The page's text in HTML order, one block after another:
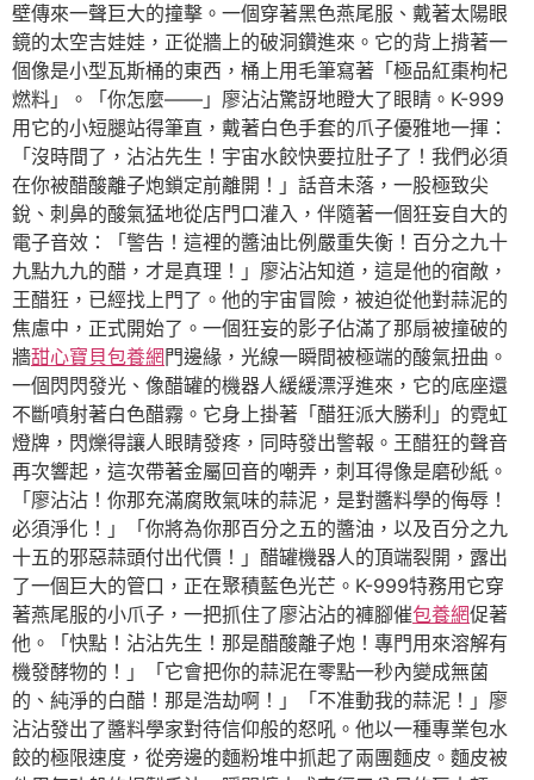
壁傳來一聲巨大的撞擊。一個穿著黑色燕尾服、戴著太陽眼
鏡的太空吉娃娃，正從牆上的破洞鑽進來。它的背上揹著一
個像是小型瓦斯桶的東西，桶上用毛筆寫著「極品紅棗枸杞
燃料」。「你怎麼——」廖沾沾驚訝地瞪大了眼睛。K-999
用它的小短腿站得筆直，戴著白色手套的爪子優雅地一揮：
「沒時間了，沾沾先生！宇宙水餃快要拉肚子了！我們必須
在你被醋酸離子炮鎖定前離開！」話音未落，一股極致尖
銳、刺鼻的酸氣猛地從店門口灌入，伴隨著一個狂妄自大的
電子音效：「警告！這裡的醬油比例嚴重失衡！百分之九十
九點九九的醋，才是真理！」廖沾沾知道，這是他的宿敵，
王醋狂，已經找上門了。他的宇宙冒險，被迫從他對蒜泥的
焦慮中，正式開始了。一個狂妄的影子佔滿了那扇被撞破的
牆甜心寶貝包養網 門邊緣，光線一瞬間被極端的酸氣扭曲。
一個閃閃發光、像醋罐的機器人緩緩漂浮進來，它的底座還
不斷噴射著白色醋霧。它身上掛著「醋狂派大勝利」的霓虹
燈牌，閃爍得讓人眼睛發疼，同時發出警報。王醋狂的聲音
再次響起，這次帶著金屬回音的嘲弄，刺耳得像是磨砂紙。
「廖沾沾！你那充滿腐敗氣味的蒜泥，是對醬料學的侮辱！
必須淨化！」「你將為你那百分之五的醬油，以及百分之九
十五的邪惡蒜頭付出代價！」醋罐機器人的頂端裂開，露出
了一個巨大的管口，正在聚積藍色光芒。K-999特務用它穿
著燕尾服的小爪子，一把抓住了廖沾沾的褲腳催包養網促著
他。「快點！沾沾先生！那是醋酸離子炮！專門用來溶解有
機發酵物的！」「它會把你的蒜泥在零點一秒內變成無菌
的、純淨的白醋！那是浩劫啊！」「不准動我的蒜泥！」廖
沾沾發出了醬料學家對待信仰般的怒吼。他以一種專業包水
餃的極限速度，從旁邊的麵粉堆中抓起了兩團麵皮。麵皮被